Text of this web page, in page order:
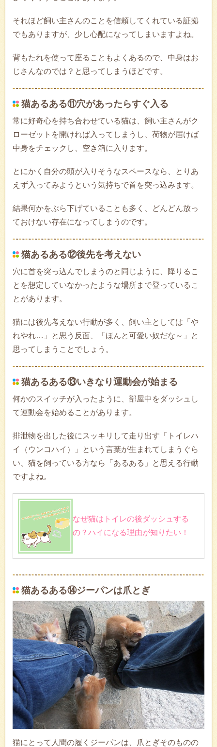
それほど飼い主さんのことを信頼してくれている証拠
でもありますが、少し心配になってしまいますよね。
背もたれを使って座ることもよくあるので、中身はお
じさんなのでは？と思ってしまうほどです。
猫あるある⑪穴があったらすぐ入る
常に好奇心を持ち合わせている猫は、飼い主さんがク
ローゼットを開ければ入ってしまうし、荷物が届けば
中身をチェックし、空き箱に入ります。
とにかく自分の頭が入りそうなスペースなら、とりあ
えず入ってみようという気持ちで首を突っ込みます。
結果何かをぶら下げていることも多く、どんどん放っ
ておけない存在になってしまうのです。
猫あるある⑫後先を考えない
穴に首を突っ込んでしまうのと同じように、降りるこ
とを想定していなかったような場所まで登っているこ
とがあります。
猫には後先考えない行動が多く、飼い主としては「や
れやれ…」と思う反面、「ほんと可愛い奴だな～」と
思ってしまうことでしょう。
猫あるある⑬いきなり運動会が始まる
何かのスイッチが入ったように、部屋中をダッシュし
て運動会を始めることがあります。
排泄物を出した後にスッキリして走り出す「トイレハ
イ（ウンコハイ）」という言葉が生まれてしまうぐら
い、猫を飼っている方なら「あるある」と思える行動
ですよね。
なぜ猫はトイレの後ダッシュする
の？ハイになる理由が知りたい！
猫あるある⑭ジーパンは爪とぎ
猫にとって人間の履くジーパンは、爪とぎそのものの